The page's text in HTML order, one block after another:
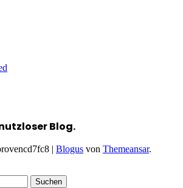
Blog.
| Blogus von Themeansar.